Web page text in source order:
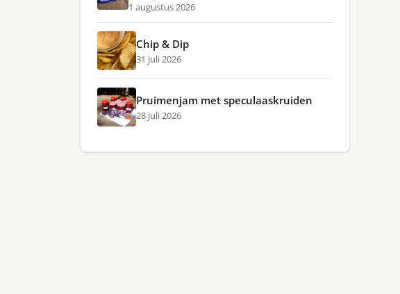
1 augustus 2026
Chip & Dip
31 juli 2026
Pruimenjam met speculaaskruiden
28 juli 2026